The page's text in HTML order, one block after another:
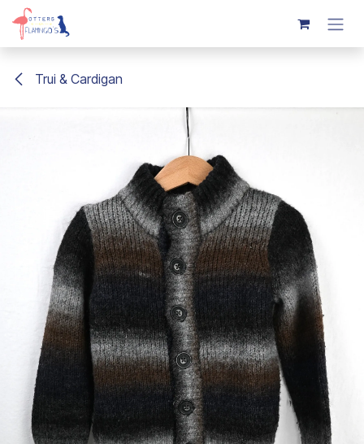
Overslaan naar inhoud
Trui & Cardigan